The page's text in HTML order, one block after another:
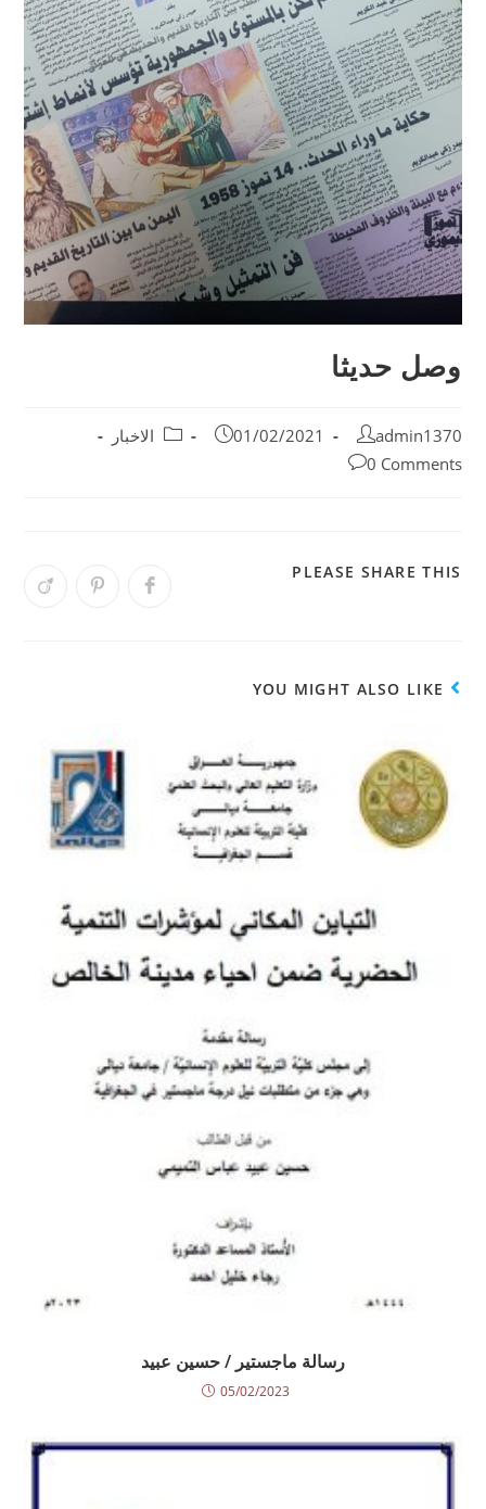
وصل حديثا
admin1370
01/02/2021
الاخبار
0 Comments
PLEASE SHARE THIS
YOU MIGHT ALSO LIKE
رسالة ماجستير / حسين عبيد
05/02/2023